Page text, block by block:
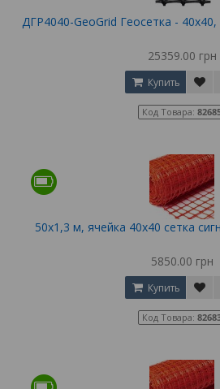
ДГР4040-GeoGrid Геосетка -
25359.00 грн
Купить
Код Товара:
50х1,3 м, ячейка 40х40 сетка
5850.00 грн
Купить
Код Товара: